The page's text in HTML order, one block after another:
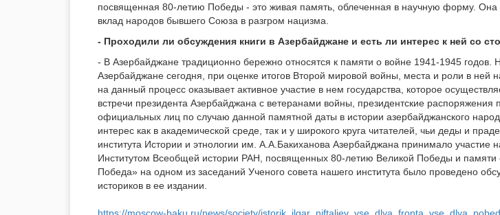
посвященная 80-летию Победы - это живая память, облеченная в научную форму. Она
вклад народов бывшего Союза в разгром нацизма.
- Проходили ли обсуждения книги в Азербайджане и есть ли интерес к ней со
- В Азербайджане традиционно бережно относятся к памяти о войне 1941-1945 годов.
Азербайджане сегодня, при оценке итогов Второй мировой войны, места и роли в ней
на данный процесс оказывает активное участие в нем государства, которое
встречи президента Азербайджана с ветеранами войны, президентские
официальных лиц по случаю данной памятной даты в истории азербайджанского
интерес как в академической среде, так и у широкого круга читателей, чьи деды и
института Истории и этнологии им. А.А.Бакиханова Азербайджана принимало
Институтом Всеобщей истории РАН, посвященных 80-летию Великой Победы и памяти
Победа» на одном из заседаний Ученого совета нашего института было проведено
историков в ее издании.